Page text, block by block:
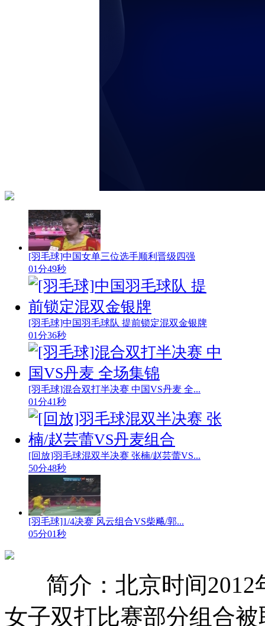
[羽毛球]中国女单三位选手顺利晋级四强
01分49秒
[羽毛球]中国羽毛球队 提前锁定混双金银牌
01分36秒
[羽毛球]混合双打半决赛 中国VS丹麦 全...
01分41秒
[回放]羽毛球混双半决赛 张楠/赵芸蕾VS...
50分48秒
[羽毛球]1/4决赛 风云组合VS柴飚/郭...
05分01秒
简介：北京时间
女子双打比赛部分组合